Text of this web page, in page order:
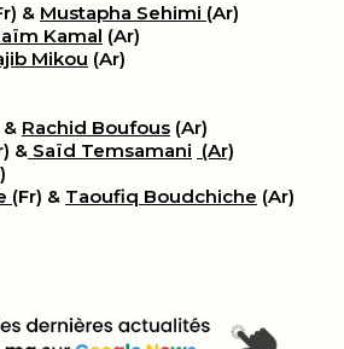
& Mustapha Sehimi (Ar)
Kamal (Ar)
Mikou (Ar)
& Rachid Boufous (Ar)
& Saïd Temsamani (Ar)
(Fr) & Taoufiq Boudchiche (Ar)